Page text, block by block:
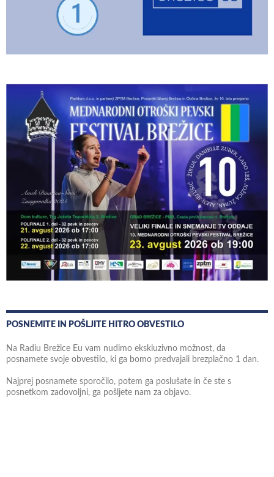
POSNEMITE IN POŠLJITE HITRO OBVESTILO
Na Radiu Brežice Eu vam nudimo ekskluzivno možnost, da
posnamete svoje obvestilo, ki ga bomo predvajali brezplačno 1 dan.
Najprej posnamete sporočilo, potem ga poslušate in če ste s
posnetkom zadovoljni, ga pošljete nam za objavo.